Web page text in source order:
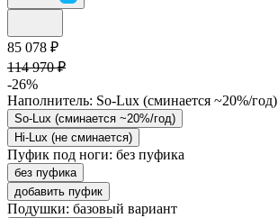
85 078 ₽
114 970 ₽
-26%
Наполнитель: So-Lux (cминается ~20%/год)
So-Lux (cминается ~20%/год)
Hi-Lux (не сминается)
Пуфик под ноги: без пуфика
без пуфика
добавить пуфик
Подушки: базовый вариант